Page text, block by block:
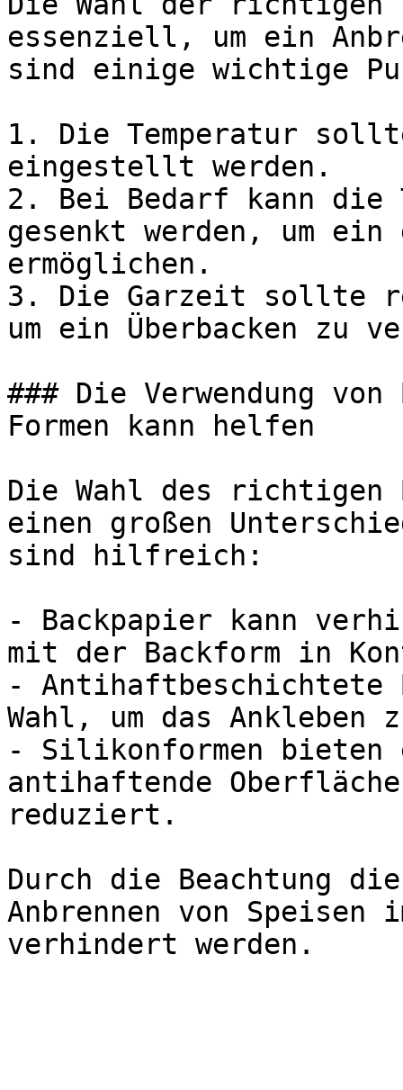
essenziell, um ein
sind einige wichtige
1. Die Temperatur
eingestellt werden.
2. Bei Bedarf kann die
gesenkt werden, um ein
ermöglichen.
3. Die Garzeit sollte
um ein Überbacken zu
### Die Verwendung
Formen kann helfen
Die Wahl des richtigen
einen großen
sind hilfreich:
- Backpapier kann
mit der Backform in
- Antihaftbeschichtete
Wahl, um das Ankleben
- Silikonformen
antihaftende
reduziert.
Durch die Beachtung
Anbrennen von